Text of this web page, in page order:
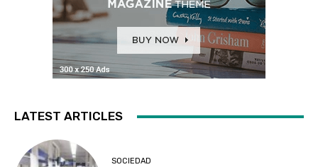
LATEST ARTICLES
SOCIEDAD